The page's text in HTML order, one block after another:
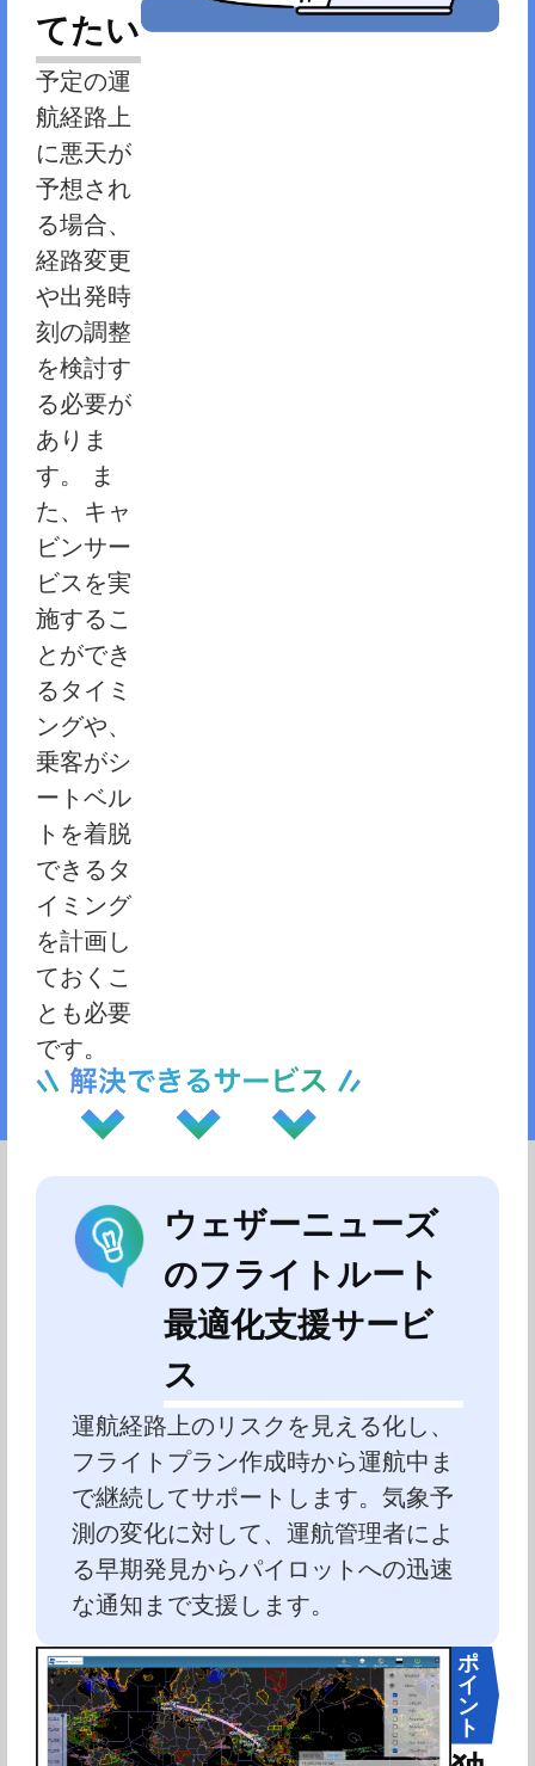
てたい
予定の運
航経路上
に悪天が
予想され
る場合、
経路変更
や出発時
刻の調整
を検討す
る必要が
ありま
す。 ま
た、キャ
ビンサー
ビスを実
施するこ
とができ
るタイミ
ングや、
乗客がシ
ートベル
トを着脱
できるタ
イミング
を計画し
ておくこ
とも必要
です。
ウェザーニューズ
のフライトルート
最適化支援サービ
ス
運航経路上のリスクを見える化し、
フライトプラン作成時から運航中ま
で継続してサポートします。気象予
測の変化に対して、運航管理者によ
る早期発見からパイロットへの迅速
な通知まで支援します。
ポ
イ
ン
ト